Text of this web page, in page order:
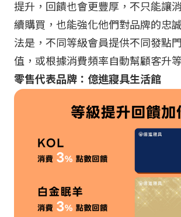
提升，回饋也會更豐厚，不只能讓
續購買，也能強化他們對品牌的忠
法是，不同等級會員提供不同發點
值，或根據消費頻率自動幫顧客升
零售代表品牌：億進寢具生活館